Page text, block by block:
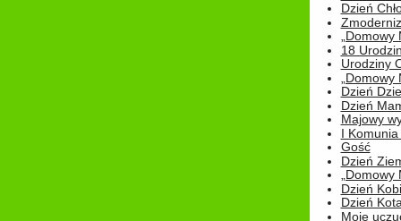
Dzień
18
Urodziny
Dzień
Dzień
Majowy
I
Gość
Dzień
Dzień
Dzień
Moje